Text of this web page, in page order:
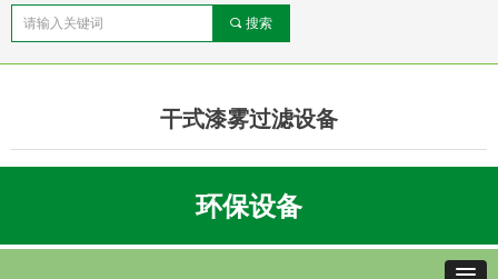
끠 搜索
干式漆雾过滤设备
环保设备